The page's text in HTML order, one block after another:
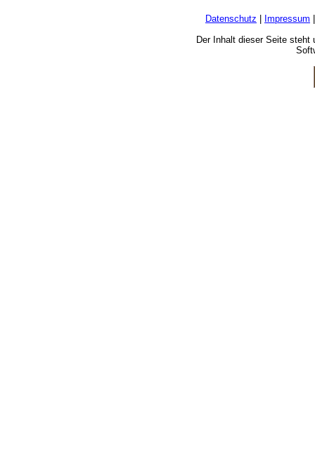
Datenschutz Impressum
Der Inhalt dieser Seite steht